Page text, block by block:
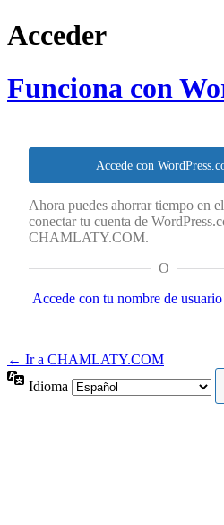
Acceder
Funciona con
Accede con
Ahora puedes ahorrar tiempo en
conectar tu cuenta de
CHAMLATY.COM.
O
Accede con tu nombre de
← Ir a CHAMLATY.COM
Idioma